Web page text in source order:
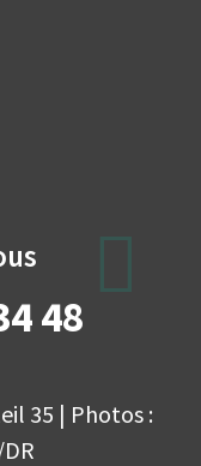
48
35 | Photos :